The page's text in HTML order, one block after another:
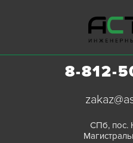
8-812-
СПб, пос.